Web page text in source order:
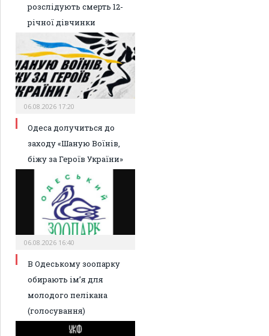
розслідують смерть 12-
річної дівчинки
06.08.2026 17:20
Одеса долучиться до
заходу «Шаную Воїнів,
біжу за Героїв України»
06.08.2026 16:40
В Одеському зоопарку
обирають ім’я для
молодого пелікана
(голосування)